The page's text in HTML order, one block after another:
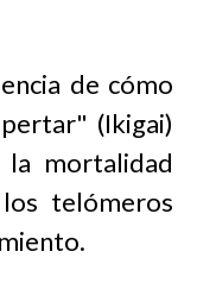
de cómo
(Ikigai)
mortalidad
telómeros